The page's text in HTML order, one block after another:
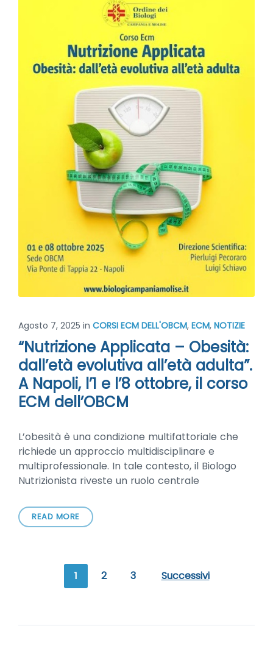
Agosto 7, 2025 in CORSI ECM DELL'OBCM, ECM, NOTIZIE
“Nutrizione Applicata – Obesità:
dall’età evolutiva all’età adulta”.
A Napoli, l’1 e l’8 ottobre, il corso
ECM dell’OBCM
L’obesità è una condizione multifattoriale che
richiede un approccio multidisciplinare e
multiprofessionale. In tale contesto, il Biologo
Nutrizionista riveste un ruolo centrale
READ MORE
1 2 3 Successivi